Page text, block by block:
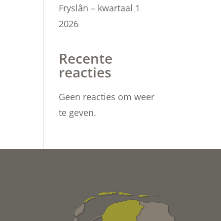
Fryslân – kwartaal 1
2026
Recente
reacties
Geen reacties om weer
te geven.